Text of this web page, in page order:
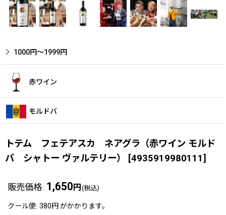
1000円〜1999円
赤ワイン
モルドバ
トテム フェテアスカ ネアグラ（赤ワイン モルド
バ シャトー ヴァルテリー）
[4935919980111]
販売価格: 1,650 円 (税込)
クール便: 380円がかかります。